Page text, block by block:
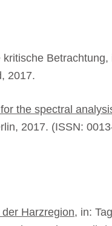
2017.
the spectral
2017. (ISSN:
Harzregion, in: